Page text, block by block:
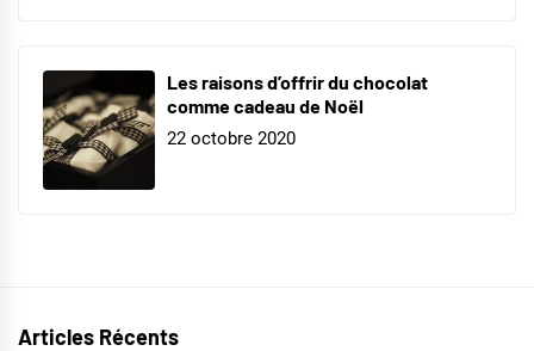
Les raisons d’offrir du chocolat
comme cadeau de Noël
22 octobre 2020
Articles Récents